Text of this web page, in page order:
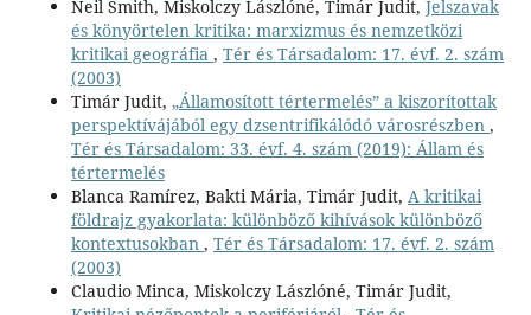
Neil Smith, Miskolczy Lászlóné, Timár Judit, Jelszavak
és könyörtelen kritika: marxizmus és nemzetközi
kritikai geográfia , Tér és Társadalom: 17. évf. 2. szám
(2003)
Timár Judit, „Államosított tértermelés” a kiszorítottak
perspektívájából egy dzsentrifikálódó városrészben ,
Tér és Társadalom: 33. évf. 4. szám (2019): Állam és
tértermelés
Blanca Ramírez, Bakti Mária, Timár Judit, A kritikai
földrajz gyakorlata: különböző kihívások különböző
kontextusokban , Tér és Társadalom: 17. évf. 2. szám
(2003)
Claudio Minca, Miskolczy Lászlóné, Timár Judit,